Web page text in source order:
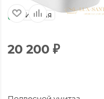
Италия
20 200 ₽